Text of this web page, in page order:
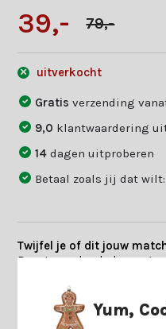
39,- 79,-
uitverkocht
Gratisverzending
9,0 klantwaardering
14dagen uitproberen
Betaal zoals jij dat
Twijfel je of dit jouw
Beantwoord enkele
Productomschrijving
Yum,